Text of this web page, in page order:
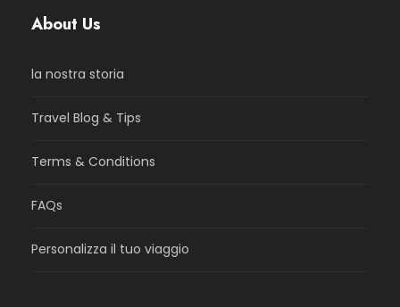
About Us
la nostra storia
Travel Blog & Tips
Terms & Conditions
FAQs
Personalizza il tuo viaggio